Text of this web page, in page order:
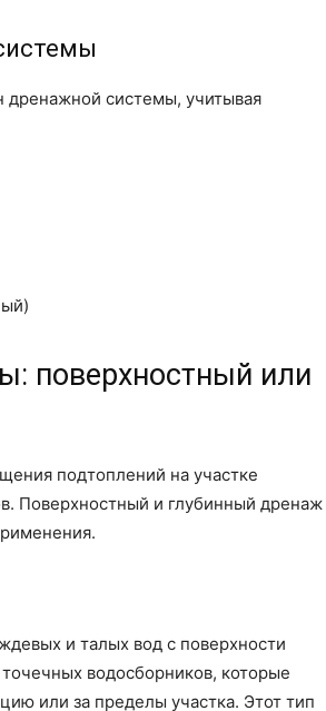
дренажной системы, учитывая
поверхностный или
подтоплений на участке
Поверхностный и глубинный дренаж
и талых вод с поверхности
водосборников, которые
или за пределы участка. Этот тип